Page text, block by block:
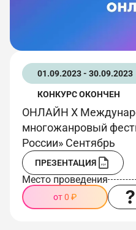
01.09.2023 - 30.09.2023
КОНКУРС ОКОНЧЕН
ОНЛАЙН X
многожанровый
России» Сентябрь
ПРЕЗЕНТАЦИЯ
Место проведения
от 0 ₽